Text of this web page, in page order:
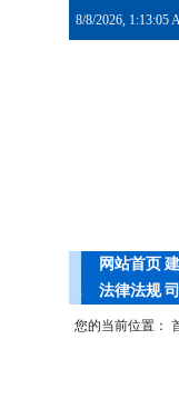
8/8/2026, 1:13:05
网站首页
法律法规
您的当前位置：